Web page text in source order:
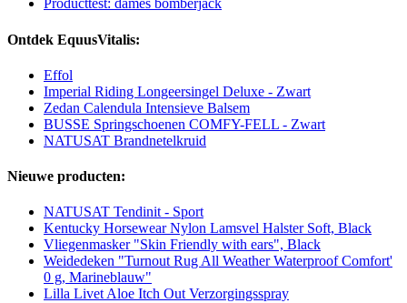
Producttest: dames bomberjack
Ontdek EquusVitalis:
Effol
Imperial Riding Longeersingel Deluxe - Zwart
Zedan Calendula Intensieve Balsem
BUSSE Springschoenen COMFY-FELL - Zwart
NATUSAT Brandnetelkruid
Nieuwe producten:
NATUSAT Tendinit - Sport
Kentucky Horsewear Nylon Lamsvel Halster Soft, Black
Vliegenmasker "Skin Friendly with ears", Black
Weidedeken "Turnout Rug All Weather Waterproof Comfort'
0 g, Marineblauw"
Lilla Livet Aloe Itch Out Verzorgingsspray